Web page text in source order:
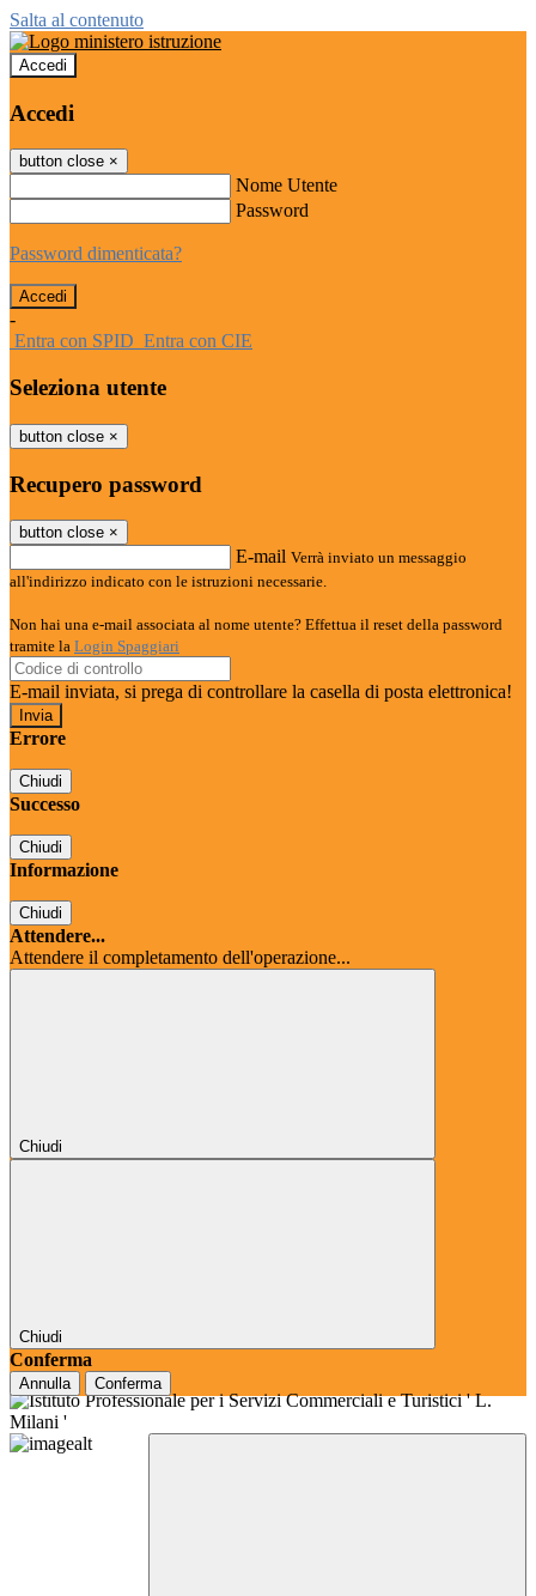
Salta al contenuto
Accedi
Accedi
button close ×
Nome Utente
Password
Password dimenticata?
-
Entra con SPID Entra con CIE
Seleziona utente
button close ×
Recupero password
button close ×
E-mail Verrà inviato un messaggio
all'indirizzo indicato con le istruzioni necessarie.
Non hai una e-mail associata al nome utente? Effettua il reset della password
tramite la Login Spaggiari
E-mail inviata, si prega di controllare la casella di posta elettronica!
Errore
Chiudi
Successo
Chiudi
Informazione
Chiudi
Attendere...
Attendere il completamento dell'operazione...
Chiudi
Chiudi
Conferma
Annulla Conferma